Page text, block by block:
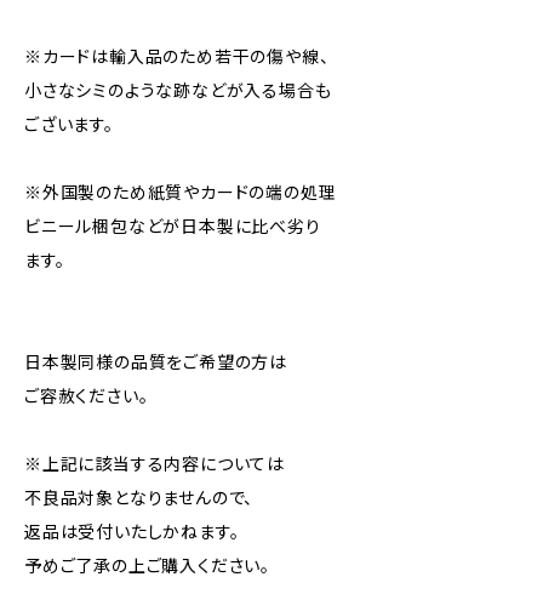
※カードは輸入品のため若干の傷や線、
小さなシミのような跡などが入る場合も
ございます。
※外国製のため紙質やカードの端の処理
ビニール梱包などが日本製に比べ劣り
ます。
日本製同様の品質をご希望の方は
ご容赦ください。
※上記に該当する内容については
不良品対象となりませんので、
返品は受付いたしかねます。
予めご了承の上ご購入ください。